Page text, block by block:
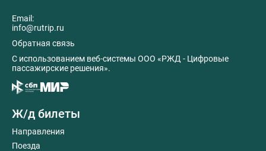
Email:
info@rutrip.ru
Обратная связь
C использованием веб-системы ООО «РЖД - Цифровые
пассажирские решения».
Ж/д билеты
Направления
Поезда